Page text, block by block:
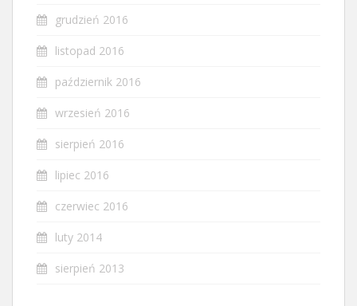
grudzień 2016
listopad 2016
październik 2016
wrzesień 2016
sierpień 2016
lipiec 2016
czerwiec 2016
luty 2014
sierpień 2013